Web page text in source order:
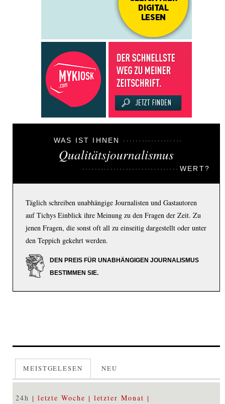
WAS IST IHNEN
Qualitätsjournalismus
WERT?
Täglich schreiben unabhängige Journalisten und Gastautoren
auf Tichys Einblick ihre Meinung zu den Fragen der Zeit. Zu
jenen Fragen, die sonst oft all zu einseitig dargestellt oder unter
den Teppich gekehrt werden.
DEN PREIS FÜR UNABHÄNGIGEN JOURNALISMUS
BESTIMMEN SIE.
MEISTGELESEN NEU
24h letzte Woche letzter Monat